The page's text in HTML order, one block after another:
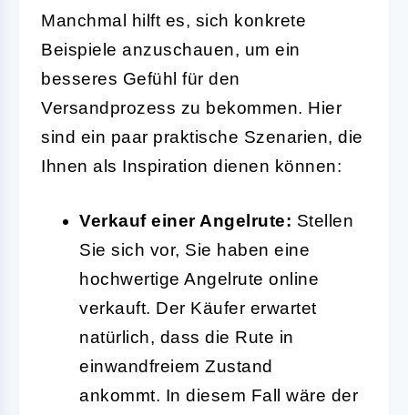
Manchmal hilft es, sich konkrete
Beispiele anzuschauen, um ein
besseres Gefühl für den
Versandprozess zu bekommen. Hier
sind ein paar praktische Szenarien, die
Ihnen als Inspiration dienen können:
Verkauf einer Angelrute: Stellen
Sie sich vor, Sie haben eine
hochwertige Angelrute online
verkauft. Der Käufer erwartet
natürlich, dass die Rute in
einwandfreiem Zustand
ankommt. In diesem Fall wäre der